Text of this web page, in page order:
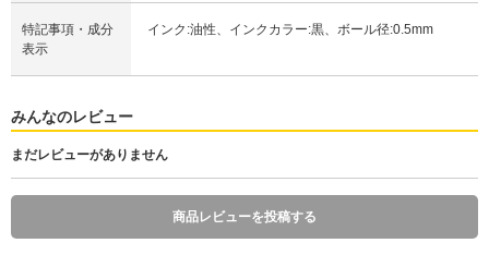
特記事項・成分
表示
インク:油性、インクカラー:黒、ボール径:0.5mm
みんなのレビュー
まだレビューがありません
商品レビューを投稿する